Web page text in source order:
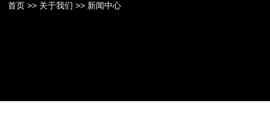
首页 >> 关于我们 >> 新闻中心